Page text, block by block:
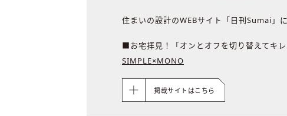
住まいの設計のWEBサイト「日刊Sumai」
■お宅拝見！「オンとオフを切り替えてキレ
SIMPLE×MONO
掲載サイトはこちら